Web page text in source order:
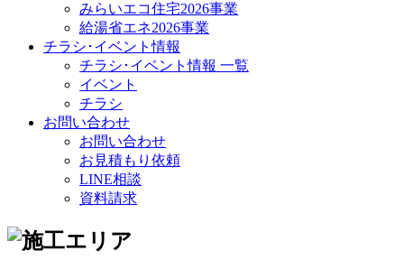
みらいエコ住宅2026事業
給湯省エネ2026事業
チラシ･イベント情報
チラシ･イベント情報 一覧
イベント
チラシ
お問い合わせ
お問い合わせ
お見積もり依頼
LINE相談
資料請求